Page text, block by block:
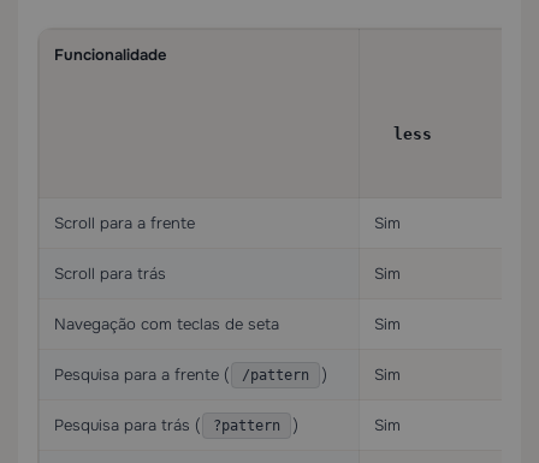
Funcionalidade
less
Scroll para a frente Sim
Scroll para trás Sim
Navegação com teclas de seta Sim
Pesquisa para a frente ( /pattern ) Sim
Pesquisa para trás ( ?pattern ) Sim